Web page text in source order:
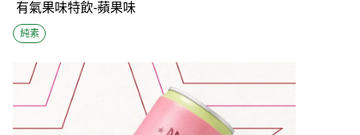
有氣果味特飲-蘋果味
純素